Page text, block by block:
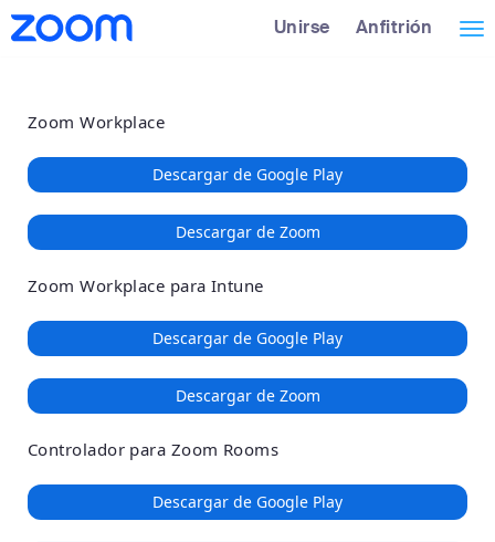
Loading
Omitir
e
contenido
principal
Descripción
general
Unirse Anfitrión
Zoom Workplace
Descargar de Google Play
Descargar de Zoom
Zoom Workplace para Intune
Descargar de Google Play
Descargar de Zoom
Controlador para Zoom Rooms
Descargar de Google Play